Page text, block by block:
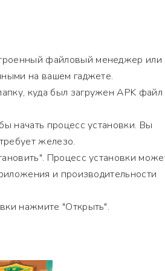
файловый менеджер или
на вашем гаджете.
куда был загружен APK файл
начать процесс установки. Вы
железо.
Процесс установки
и производительности
нажмите "Открыть".